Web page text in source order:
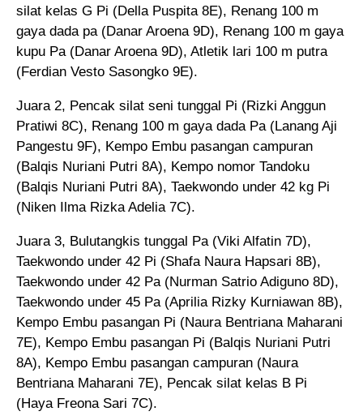
silat kelas G Pi (Della Puspita 8E), Renang 100 m
gaya dada pa (Danar Aroena 9D), Renang 100 m gaya
kupu Pa (Danar Aroena 9D), Atletik lari 100 m putra
(Ferdian Vesto Sasongko 9E).
Juara 2, Pencak silat seni tunggal Pi (Rizki Anggun
Pratiwi 8C), Renang 100 m gaya dada Pa (Lanang Aji
Pangestu 9F), Kempo Embu pasangan campuran
(Balqis Nuriani Putri 8A), Kempo nomor Tandoku
(Balqis Nuriani Putri 8A), Taekwondo under 42 kg Pi
(Niken Ilma Rizka Adelia 7C).
Juara 3, Bulutangkis tunggal Pa (Viki Alfatin 7D),
Taekwondo under 42 Pi (Shafa Naura Hapsari 8B),
Taekwondo under 42 Pa (Nurman Satrio Adiguno 8D),
Taekwondo under 45 Pa (Aprilia Rizky Kurniawan 8B),
Kempo Embu pasangan Pi (Naura Bentriana Maharani
7E), Kempo Embu pasangan Pi (Balqis Nuriani Putri
8A), Kempo Embu pasangan campuran (Naura
Bentriana Maharani 7E), Pencak silat kelas B Pi
(Haya Freona Sari 7C).